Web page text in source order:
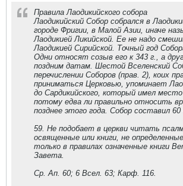
Правила Лаодикийского собора
Лаодикийский Собор собрался в
городе Фригии, в Малой Азии, иначе
Лаодикией Ликийской. Ее не надо
Лаодикией Сирийской. Точный год
Одни относят созыв его к 343 г., а
поздним датам. Шестой Вселенский
перечислении Соборов (прав. 2), коих
приниматься Церковью, упоминает
до Сардикийского, который имел
потому едва ли правильно относить
позднее этого года. Собор составил 60
59. Не подобает в церкви читать
освященные или книги, не
только в правилах означенные книги
Завета.
Ср. Ап. 60; 6 Всел. 63; Карф. 116.